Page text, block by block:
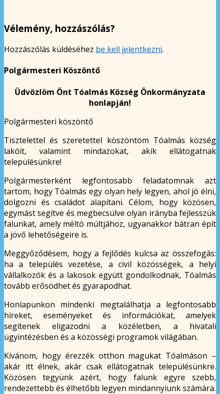
Vélemény, hozzászólás?
Hozzászólás küldéséhez be kell jelentkezni.
Polgármesteri Köszöntő
Üdvözlöm Önt Tóalmás Község Önkormányzata
honlapján!
Polgármesteri köszöntő
Tisztelettel és szeretettel köszöntöm Tóalmás község
lakóit, valamint mindazokat, akik ellátogatnak
településünkre!
Polgármesterként legfontosabb feladatomnak azt
tartom, hogy Tóalmás egy olyan hely legyen, ahol jó élni,
dolgozni és családot alapítani. Célom, hogy közösen,
egymást segítve és megbecsülve olyan irányba fejlesszük
falunkat, amely méltó múltjához, ugyanakkor bátran épít
a jövő lehetőségeire is.
Meggyőződésem, hogy a fejlődés kulcsa az összefogás:
ha a település vezetése, a civil közösségek, a helyi
vállalkozók és a lakosok együtt gondolkodnak, Tóalmás
tovább erősödhet és gyarapodhat.
Honlapunkon mindenki megtalálhatja a legfontosabb
híreket, eseményeket és információkat, amelyek
segítenek eligazodni a közéletben, a hivatali
ügyintézésben és a közösségi programok világában.
Kívánom, hogy érezzék otthon magukat Tóalmáson –
akár itt élnek, akár csak ellátogatnak településünkre.
Közösen tegyünk azért, hogy falunk egyre szebb,
rendezettebb és élhetőbb legyen mindannyiunk számára.